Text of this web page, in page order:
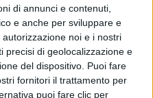
di annunci e contenuti,
e anche per sviluppare e
noi e i nostri
precisi di geolocalizzazione e
del dispositivo. Puoi fare
fornitori il trattamento per
puoi fare clic per
PRIMA
della Biblioteca Siani dai